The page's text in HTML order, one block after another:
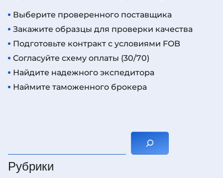
Выберите проверенного поставщика
Закажите образцы для проверки качества
Подготовьте контракт с условиями FOB
Согласуйте схему оплаты (30/70)
Найдите надежного экспедитора
Наймите таможенного брокера
Рубрики